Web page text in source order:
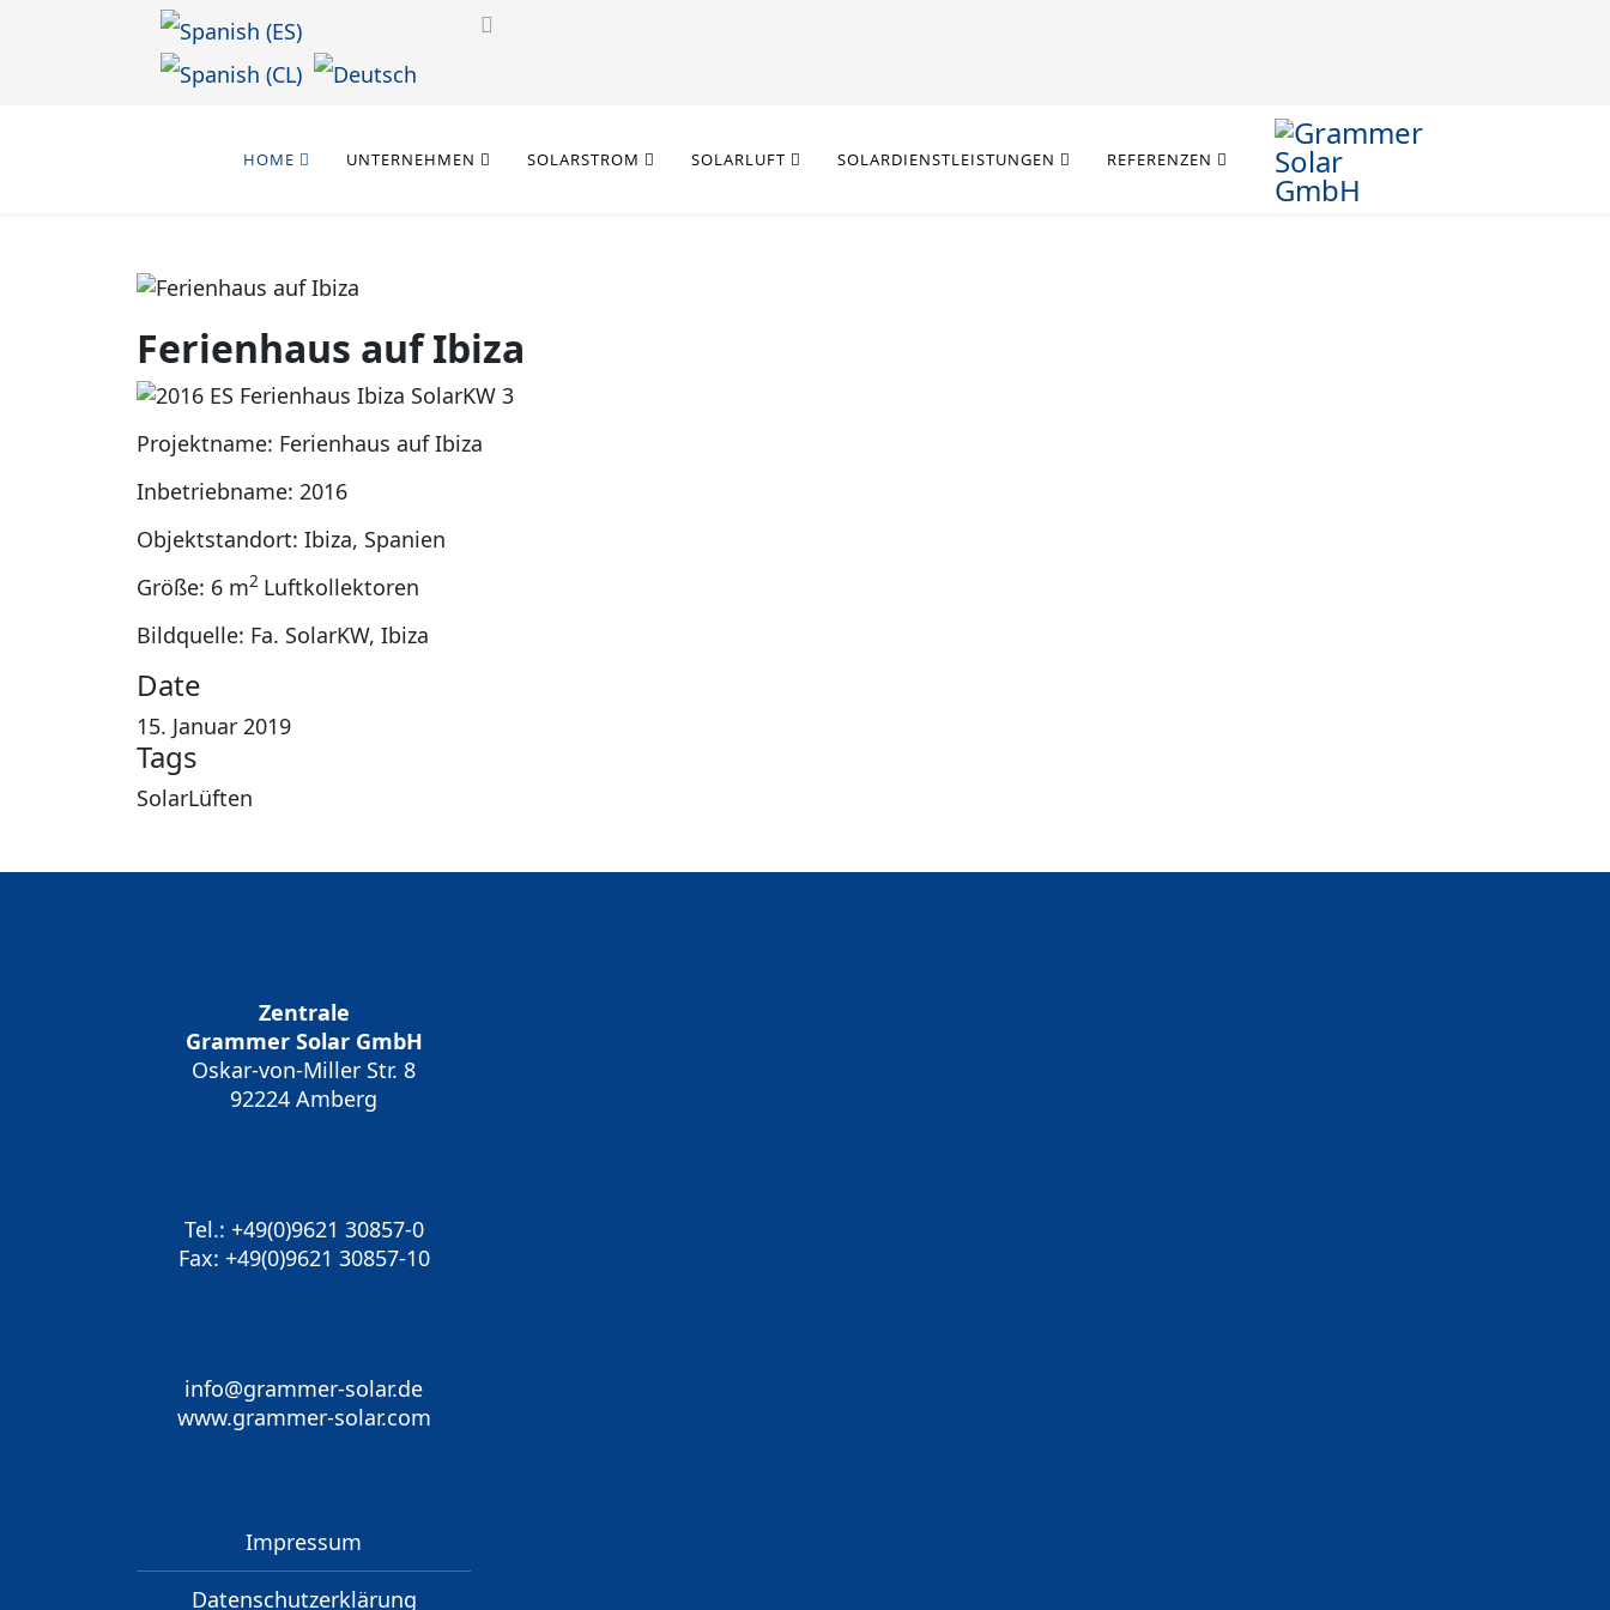
Sprache auswählen
HOME UNTERNEHMEN SOLARSTROM SOLARLUFT SOLARDIENSTLEISTUNGEN REFERENZEN
Ferienhaus auf Ibiza
Projektname: Ferienhaus auf Ibiza
Inbetriebname: 2016
Objektstandort: Ibiza, Spanien
Größe: 6 m2 Luftkollektoren
Bildquelle: Fa. SolarKW, Ibiza
Date
15. Januar 2019
Tags
SolarLüften
Zentrale
Grammer Solar GmbH
Oskar-von-Miller Str. 8
92224 Amberg
Tel.: +49(0)9621 30857-0
Fax: +49(0)9621 30857-10
info@grammer-solar.de
www.grammer-solar.com
Impressum
Datenschutzerklärung